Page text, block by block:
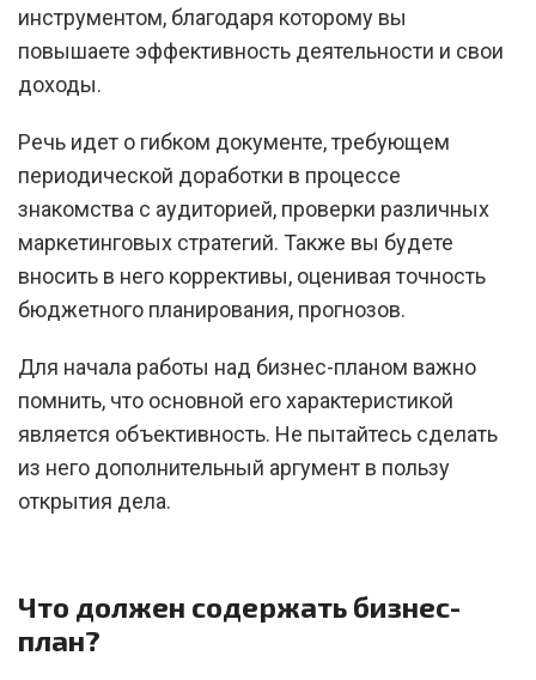
инструментом, благодаря которому вы
повышаете эффективность деятельности и свои
доходы.
Речь идет о гибком документе, требующем
периодической доработки в процессе
знакомства с аудиторией, проверки различных
маркетинговых стратегий. Также вы будете
вносить в него коррективы, оценивая точность
бюджетного планирования, прогнозов.
Для начала работы над бизнес-планом важно
помнить, что основной его характеристикой
является объективность. Не пытайтесь сделать
из него дополнительный аргумент в пользу
открытия дела.
Что должен содержать бизнес-
план?